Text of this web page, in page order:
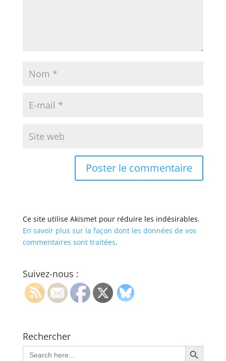
Ce site utilise Akismet pour réduire les indésirables.
En savoir plus sur la façon dont les données de vos
commentaires sont traitées.
Suivez-nous :
Rechercher
Search
for:
Search Button